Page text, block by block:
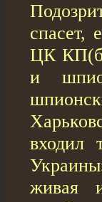
спасет,
ЦК
и
входил
живая